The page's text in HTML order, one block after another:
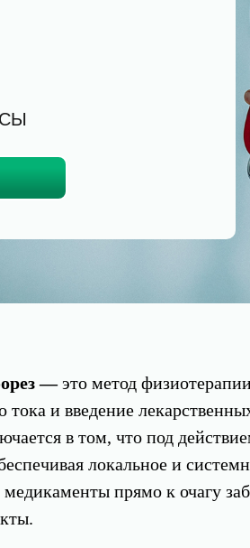
—это метод
тока и введение
в том, что под
локальное и
медикаменты прямо к очагу